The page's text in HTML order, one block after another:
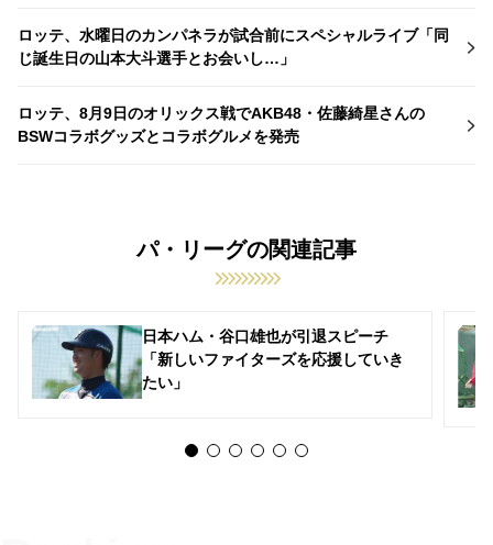
ロッテ、水曜日のカンパネラが試合前にスペシャルライブ「同
じ誕生日の山本大斗選手とお会いし…」
ロッテ、8月9日のオリックス戦でAKB48・佐藤綺星さんの
BSWコラボグッズとコラボグルメを発売
パ・リーグの関連記事
日本ハム・谷口雄也が引退スピーチ
「新しいファイターズを応援していき
たい」